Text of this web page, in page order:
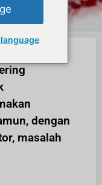
dengan
masalah